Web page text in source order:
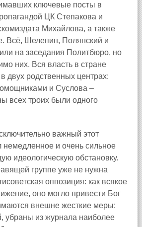
ключевые посты в
ЦК Степакова и
Михайлова, а также
Всё, Шелепин, Полянский и
на заседания Политбюро, но
них. Вся власть в стране
двух родственных центрах:
и Суслова –
всех троих были одного
важный этот
немедленное и очень сильное
идеологическую обстановку.
группе уже не нужна
оппозиция: как всякое
оно могло привести Бог
внешне жесткие меры:
убраны из журнала наиболее